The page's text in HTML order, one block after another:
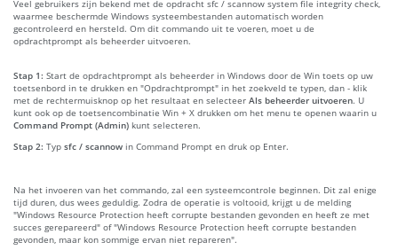
Veel gebruikers zijn bekend met de opdracht sfc / scannow system file integrity check,
waarmee beschermde Windows systeembestanden automatisch worden
gecontroleerd en hersteld. Om dit commando uit te voeren, moet u de
opdrachtprompt als beheerder uitvoeren.
Stap 1: Start de opdrachtprompt als beheerder in Windows door de Win toets op uw
toetsenbord in te drukken en "Opdrachtprompt" in het zoekveld te typen, dan - klik
met de rechtermuisknop op het resultaat en selecteer Als beheerder uitvoeren. U
kunt ook op de toetsencombinatie Win + X drukken om het menu te openen waarin u
Command Prompt (Admin) kunt selecteren.
Stap 2: Typ sfc / scannow in Command Prompt en druk op Enter.
Na het invoeren van het commando, zal een systeemcontrole beginnen. Dit zal enige
tijd duren, dus wees geduldig. Zodra de operatie is voltooid, krijgt u de melding
"Windows Resource Protection heeft corrupte bestanden gevonden en heeft ze met
succes gerepareerd" of "Windows Resource Protection heeft corrupte bestanden
gevonden, maar kon sommige ervan niet repareren".